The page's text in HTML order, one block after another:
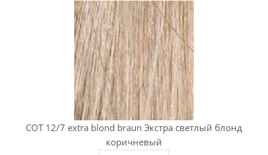
COT 12/7 extra blond braun Экстра светлый блонд
коричневый